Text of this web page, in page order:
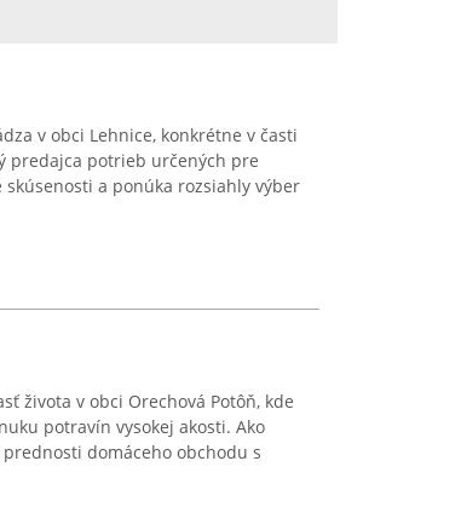
v obci Lehnice, konkrétne v časti
predajca potrieb určených pre
a ponúka rozsiahly výber
života v obci Orechová Potôň, kde
potravín vysokej akosti. Ako
domáceho obchodu s